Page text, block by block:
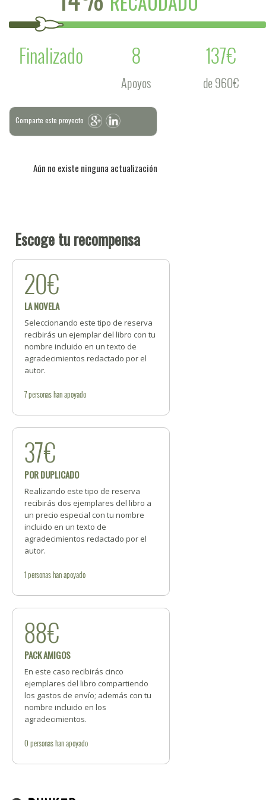
Finalizado
8
Apoyos
137€
de 960€
Comparte este proyecto
Aún no existe ninguna actualización
Escoge tu recompensa
20€
LA NOVELA
Seleccionando este tipo de reserva
recibirás un ejemplar del libro con tu
nombre incluido en un texto de
agradecimientos redactado por el
autor.
7personashan apoyado
37€
POR DUPLICADO
Realizando este tipo de reserva
recibirás dos ejemplares del libro a
un precio especial con tu nombre
incluido en un texto de
agradecimientos redactado por el
autor.
1personashan apoyado
88€
PACK AMIGOS
En este caso recibirás cinco
ejemplares del libro compartiendo
los gastos de envío; además con tu
nombre incluido en los
agradecimientos.
0 personashan apoyado